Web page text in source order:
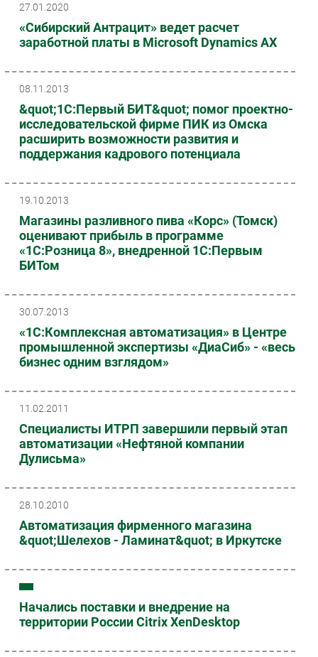
27.01.2020
«Сибирский Антрацит» ведет расчет
заработной платы в Microsoft Dynamics AX
08.11.2013
&quot;1С:Первый БИТ&quot; помог проектно-
исследовательской фирме ПИК из Омска
расширить возможности развития и
поддержания кадрового потенциала
19.10.2013
Магазины разливного пива «Корс» (Томск)
оценивают прибыль в программе
«1С:Розница 8», внедренной 1С:Первым
БИТом
30.07.2013
«1С:Комплексная автоматизация» в Центре
промышленной экспертизы «ДиаСиб» - «весь
бизнес одним взглядом»
11.02.2011
Специалисты ИТРП завершили первый этап
автоматизации «Нефтяной компании
Дулисьма»
28.10.2010
Автоматизация фирменного магазина
&quot;Шелехов - Ламинат&quot; в Иркутске
Начались поставки и внедрение на
территории России Citrix XenDesktop